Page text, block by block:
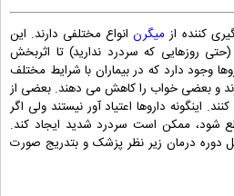
کننده ازمیگرنانواع مختلفی دارند. این
روزهایی که سردرد ندارید) تا اثربخش
وجود دارد که در بیماران با شرایط مختلف
و بعضی خواب را کاهش می دهند. بعضی از
اینگونه داروها اعتیاد آور نیستند ولی اگر
شود، ممکن است سردرد شدید ایجاد کند.
دوره درمان زیر نظر پزشک و بتدریج صورت